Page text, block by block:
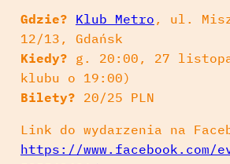
Gdzie? Klub Metro , ul.
12/13, Gdańsk
Kiedy? g. 20:00, 27
klubu o 19:00)
Bilety? 20/25 PLN
Link do wydarzenia na
https://www.facebook.com/